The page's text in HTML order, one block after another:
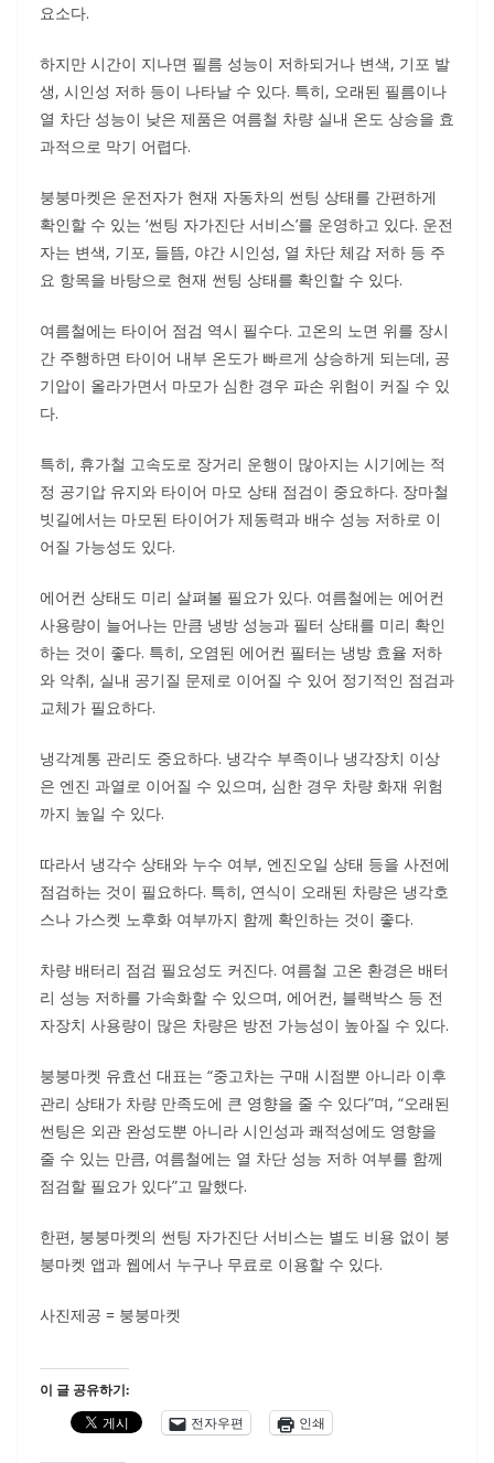
요소다.
하지만 시간이 지나면 필름 성능이 저하되거나 변색, 기포 발
생, 시인성 저하 등이 나타날 수 있다. 특히, 오래된 필름이나
열 차단 성능이 낮은 제품은 여름철 차량 실내 온도 상승을 효
과적으로 막기 어렵다.
붕붕마켓은 운전자가 현재 자동차의 썬팅 상태를 간편하게
확인할 수 있는 ‘썬팅 자가진단 서비스’를 운영하고 있다. 운전
자는 변색, 기포, 들뜸, 야간 시인성, 열 차단 체감 저하 등 주
요 항목을 바탕으로 현재 썬팅 상태를 확인할 수 있다.
여름철에는 타이어 점검 역시 필수다. 고온의 노면 위를 장시
간 주행하면 타이어 내부 온도가 빠르게 상승하게 되는데, 공
기압이 올라가면서 마모가 심한 경우 파손 위험이 커질 수 있
다.
특히, 휴가철 고속도로 장거리 운행이 많아지는 시기에는 적
정 공기압 유지와 타이어 마모 상태 점검이 중요하다. 장마철
빗길에서는 마모된 타이어가 제동력과 배수 성능 저하로 이
어질 가능성도 있다.
에어컨 상태도 미리 살펴볼 필요가 있다. 여름철에는 에어컨
사용량이 늘어나는 만큼 냉방 성능과 필터 상태를 미리 확인
하는 것이 좋다. 특히, 오염된 에어컨 필터는 냉방 효율 저하
와 악취, 실내 공기질 문제로 이어질 수 있어 정기적인 점검과
교체가 필요하다.
냉각계통 관리도 중요하다. 냉각수 부족이나 냉각장치 이상
은 엔진 과열로 이어질 수 있으며, 심한 경우 차량 화재 위험
까지 높일 수 있다.
따라서 냉각수 상태와 누수 여부, 엔진오일 상태 등을 사전에
점검하는 것이 필요하다. 특히, 연식이 오래된 차량은 냉각호
스나 가스켓 노후화 여부까지 함께 확인하는 것이 좋다.
차량 배터리 점검 필요성도 커진다. 여름철 고온 환경은 배터
리 성능 저하를 가속화할 수 있으며, 에어컨, 블랙박스 등 전
자장치 사용량이 많은 차량은 방전 가능성이 높아질 수 있다.
붕붕마켓 유효선 대표는 “중고차는 구매 시점뿐 아니라 이후
관리 상태가 차량 만족도에 큰 영향을 줄 수 있다”며, “오래된
썬팅은 외관 완성도뿐 아니라 시인성과 쾌적성에도 영향을
줄 수 있는 만큼, 여름철에는 열 차단 성능 저하 여부를 함께
점검할 필요가 있다”고 말했다.
한편, 붕붕마켓의 썬팅 자가진단 서비스는 별도 비용 없이 붕
붕마켓 앱과 웹에서 누구나 무료로 이용할 수 있다.
사진제공 = 붕붕마켓
이 글 공유하기:
전자우편
인쇄